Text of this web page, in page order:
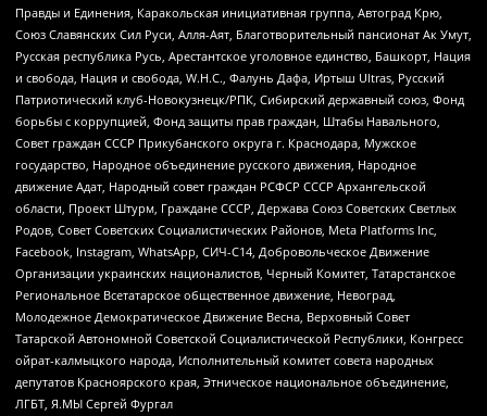
Правды и Единения, Каракольская инициативная группа, Автоград Крю,
Союз Славянских Сил Руси, Алля-Аят, Благотворительный пансионат Ак Умут,
Русская республика Русь, Арестантское уголовное единство, Башкорт, Нация
и свобода, Нация и свобода, W.H.С., Фалунь Дафа, Иртыш Ultras, Русский
Патриотический клуб-Новокузнецк/РПК, Сибирский державный союз, Фонд
борьбы с коррупцией, Фонд защиты прав граждан, Штабы Навального,
Совет граждан СССР Прикубанского округа г. Краснодара, Мужское
государство, Народное объединение русского движения, Народное
движение Адат, Народный совет граждан РСФСР СССР Архангельской
области, Проект Штурм, Граждане СССР, Держава Союз Советских Светлых
Родов, Совет Советских Социалистических Районов, Meta Platforms Inc,
Facebook, Instagram, WhatsApp, СИЧ-С14, Добровольческое Движение
Организации украинских националистов, Черный Комитет, Татарстанское
Региональное Всетатарское общественное движение, Невоград,
Молодежное Демократическое Движение Весна, Верховный Совет
Татарской Автономной Советской Социалистической Республики, Конгресс
ойрат-калмыцкого народа, Исполнительный комитет совета народных
депутатов Красноярского края, Этническое национальное объединение,
ЛГБТ, Я.МЫ Сергей Фургал